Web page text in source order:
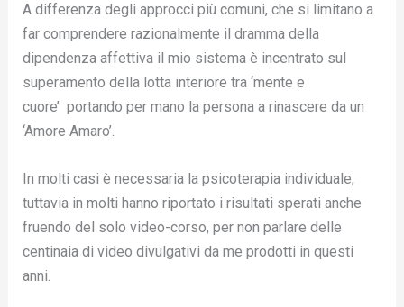
A differenza degli approcci più comuni, che si limitano a
far comprendere razionalmente il dramma della
dipendenza affettiva il mio sistema è incentrato sul
superamento della lotta interiore tra ‘mente e
cuore’ portando per mano la persona a rinascere da un
‘Amore Amaro’.
In molti casi è necessaria la psicoterapia individuale,
tuttavia in molti hanno riportato i risultati sperati anche
fruendo del solo video-corso, per non parlare delle
centinaia di video divulgativi da me prodotti in questi
anni.